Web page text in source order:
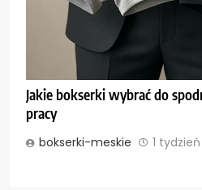
Jakie bokserki wybrać do
pracy
bokserki-meskie 1